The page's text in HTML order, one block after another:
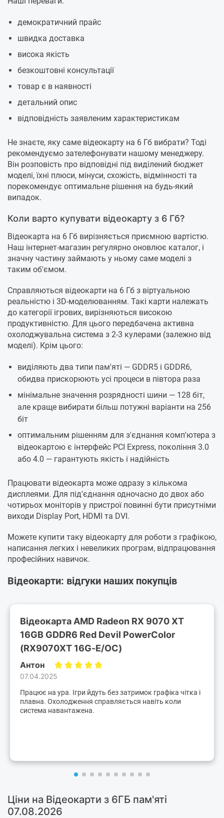
демократичний прайс
швидка доставка
висока якість
безкоштовні консультації
товар є в наявності
детальний опис
відповідність заявленим характеристикам
Не знаєте, яку саме відеокарту на 6 Гб вибрати? Тоді
рекомендуємо зателефонувати нашому менеджеру.
Він розповість про відповідні під виділений бюджет
моделі, їхні плюси, мінуси, схожість, відмінності та
порекомендує оптимальне рішення на будь-який
випадок.
Коли варто купувати відеокарту з 6 Гб?
Відеокарта на 6 Гб вирізняється приємною вартістю.
Наш інтернет-магазин регулярно оновлює каталог, і
значну частину займають у ньому саме моделі з
таким об'ємом.
Справляються відеокарти на 6 Гб з віртуальною
реальністю і 3D-моделюванням. Такі карти належать
до категорії ігрових, вирізняються високою
продуктивністю. Для цього передбачена активна
охолоджувальна система з 2-3 кулерами (залежно від
моделі). Крім цього:
виділяють два типи пам'яті — GDDR5 і GDDR6,
обидва прискорюють усі процеси в півтора раза
мінімальне значення розрядності шини — 128 біт,
але краще вибирати більш потужні варіанти на 256
біт
оптимальним рішенням для з'єднання комп'ютера з
відеокартою є інтерфейс PCI Express, покоління 3.0
або 4.0 — гарантують якість і надійність
Працювати відеокарта може одразу з кількома
дисплеями. Для під'єднання одночасно до двох або
чотирьох моніторів у пристрої повинні бути присутніми
виходи Display Port, HDMI та DVI.
Можете купити таку відеокарту для роботи з графікою,
написання легких і невеликих програм, відпрацювання
професійних навичок.
Відеокарти: відгуки наших покупців
Відеокарта AMD Radeon RX 9070 XT
16GB GDDR6 Red Devil PowerColor
(RX9070XT 16G-E/OC)
Антон
07.04.2025
Працює на ура. Ігри йдуть без затримок графіка чітка і
плавна. Охолодження справляється навіть коли
система навантажена.
Ціни на Відеокарти з 6ГБ пам'яті
07.08.2026